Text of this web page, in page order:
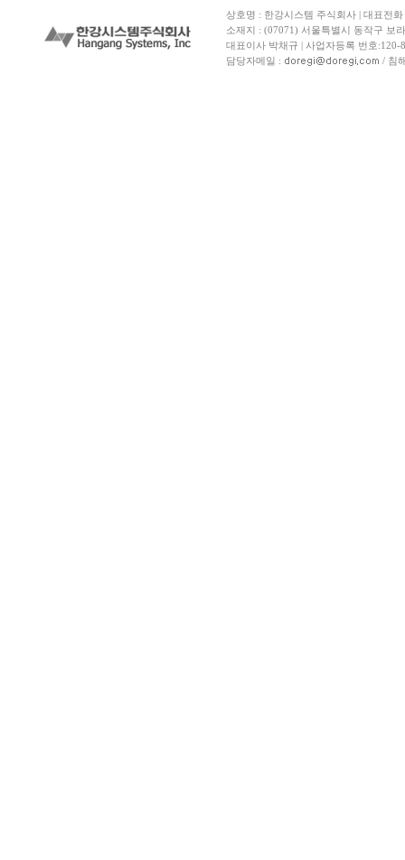
상호명 : 한강시스템 주식회사 | 대표전
소재지 : (07071) 서울특별시 동작구 보
대표이사 박채규 | 사업자등록 번호
담당자메일 :
/ 침